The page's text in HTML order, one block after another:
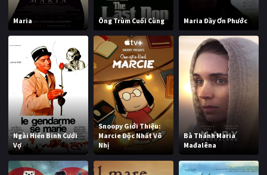
Maria Ông Trùm Cuối Cùng Maria Đầy Ơn Phước
Ngài Hiến Binh Cưới
Vợ
Snoopy Giới Thiệu:
Marcie Độc Nhất Vô
Nhị
Bà Thánh Maria
Mađalêna